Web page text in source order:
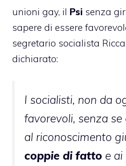
unioni gay, il Psi senza
sapere di essere
segretario socialista
dichiarato:
I socialisti, non da
favorevoli, senza se
al riconoscimento
coppie di fatto e